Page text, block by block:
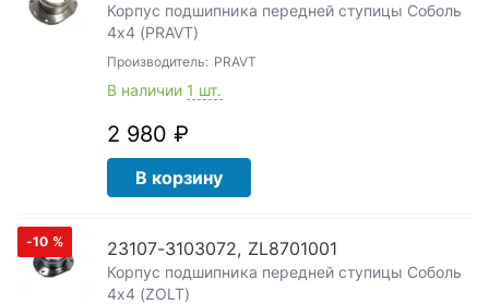
Корпус подшипника передней ступицы Соболь
4х4 (PRAVT)
Производитель: PRAVT
В наличии 1 шт.
2 980 ₽
В корзину
-10 % 23107-3103072, ZL8701001
Корпус подшипника передней ступицы Соболь
4х4 (ZOLT)